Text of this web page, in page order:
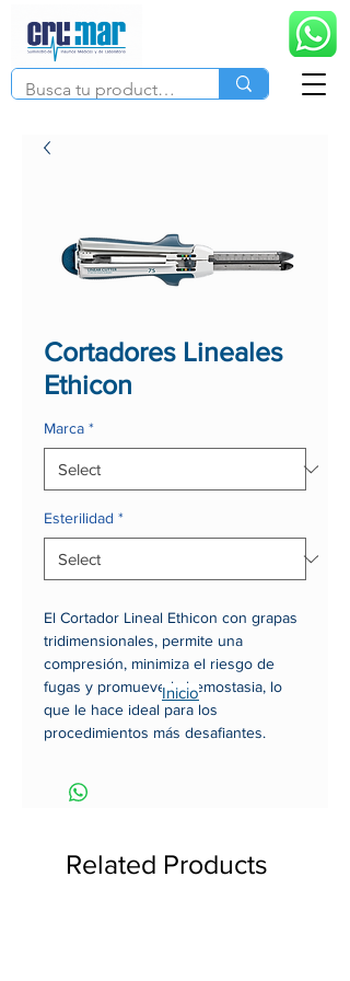
Cortadores Lineales
Ethicon
Marca *
Esterilidad *
El Cortador Lineal Ethicon con grapas
tridimensionales, permite una
compresión, minimiza el riesgo de
fugas y promueve la hemostasia, lo
que le hace ideal para los
procedimientos más desafiantes.
Inicio
Related Products